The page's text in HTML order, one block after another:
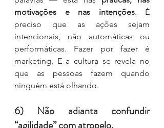
motivações e nas intenções. É
preciso que as ações sejam
intencionais, não automáticas ou
performáticas. Fazer por fazer é
marketing. E a cultura se revela no
que as pessoas fazem quando
ninguém está olhando.
6) Não adianta confundir